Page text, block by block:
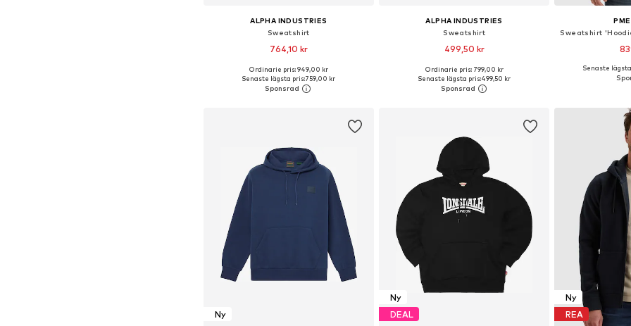
ALPHA INDUSTRIES
Sweatshirt
764,10 kr
+6
Lägg till i varukorgen
Ordinarie pris: 949,00 kr
Senaste lägsta pris:759,00 kr
ALPHA INDUSTRIES
Sweatshirt
499,50 kr
+10
Tillgängliga storlekar: S, L, XL, XXL, XXXL
Lägg till i varukorgen
Ordinarie pris: 799,00 kr
Senaste lägsta pris:499,50 kr
Tillgängliga
Senaste
Ny
Ny
DEAL
Ny
REA